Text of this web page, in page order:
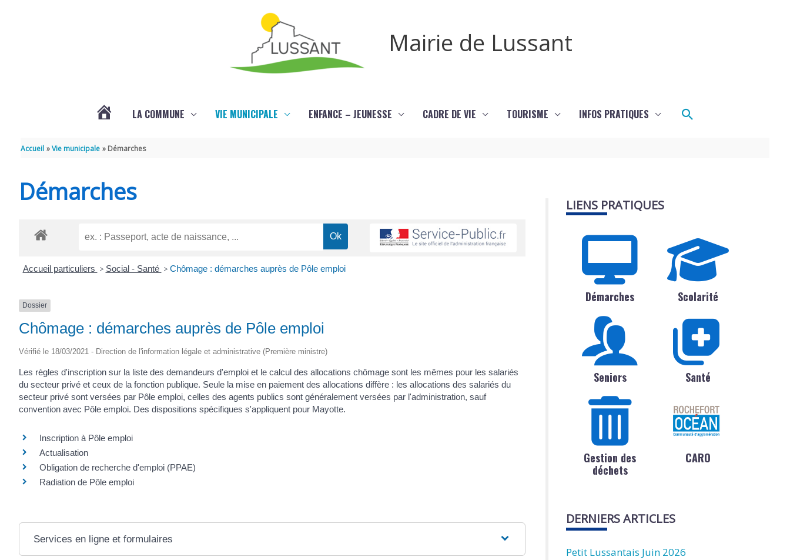
Mairie de Lussant
LA COMMUNE VIE MUNICIPALE ENFANCE – JEUNESSE CADRE DE VIE TOURISME INFOS PRATIQUES Rechercher
Accueil Vie municipale Démarches
Démarches
Accueil particuliers > Social - Santé > Chômage : démarches auprès de Pôle emploi
Dossier
Chômage : démarches auprès de Pôle emploi
Vérifié le 18/03/2021 - Direction de l'information légale et administrative (Première ministre)
Les règles d'inscription sur la liste des demandeurs d'emploi et le calcul des allocations chômage sont les mêmes pour les salariés
du secteur privé et ceux de la fonction publique. Seule la mise en paiement des allocations diffère : les allocations des salariés du
secteur privé sont versées par Pôle emploi, celles des agents publics sont généralement versées par l'administration, sauf
convention avec Pôle emploi. Des dispositions spécifiques s'appliquent pour Mayotte.
Inscription à Pôle emploi
Actualisation
Obligation de recherche d'emploi (PPAE)
Radiation de Pôle emploi
Services en ligne et formulaires
LIENS PRATIQUES
Démarches Scolarité
Seniors Santé
Gestion des
déchets
CARO
DERNIERS ARTICLES
Petit Lussantais Juin 2026